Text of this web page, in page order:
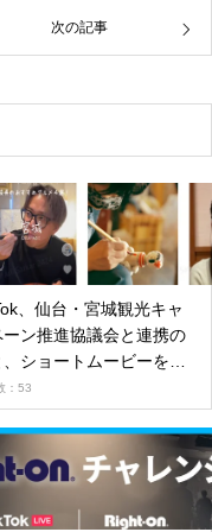
次の記事
、仙台・宮城観光キャ
ーン推進協議会と連携の
、ショートムービーを通
城県の魅力発信キャン
を実施、TikTok
Festival in SENDAI
県の魅力発信を行うステ
を開催
：53